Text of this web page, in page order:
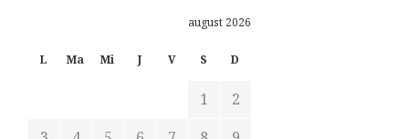
august 2026
L Ma Mi J V S D
1
2